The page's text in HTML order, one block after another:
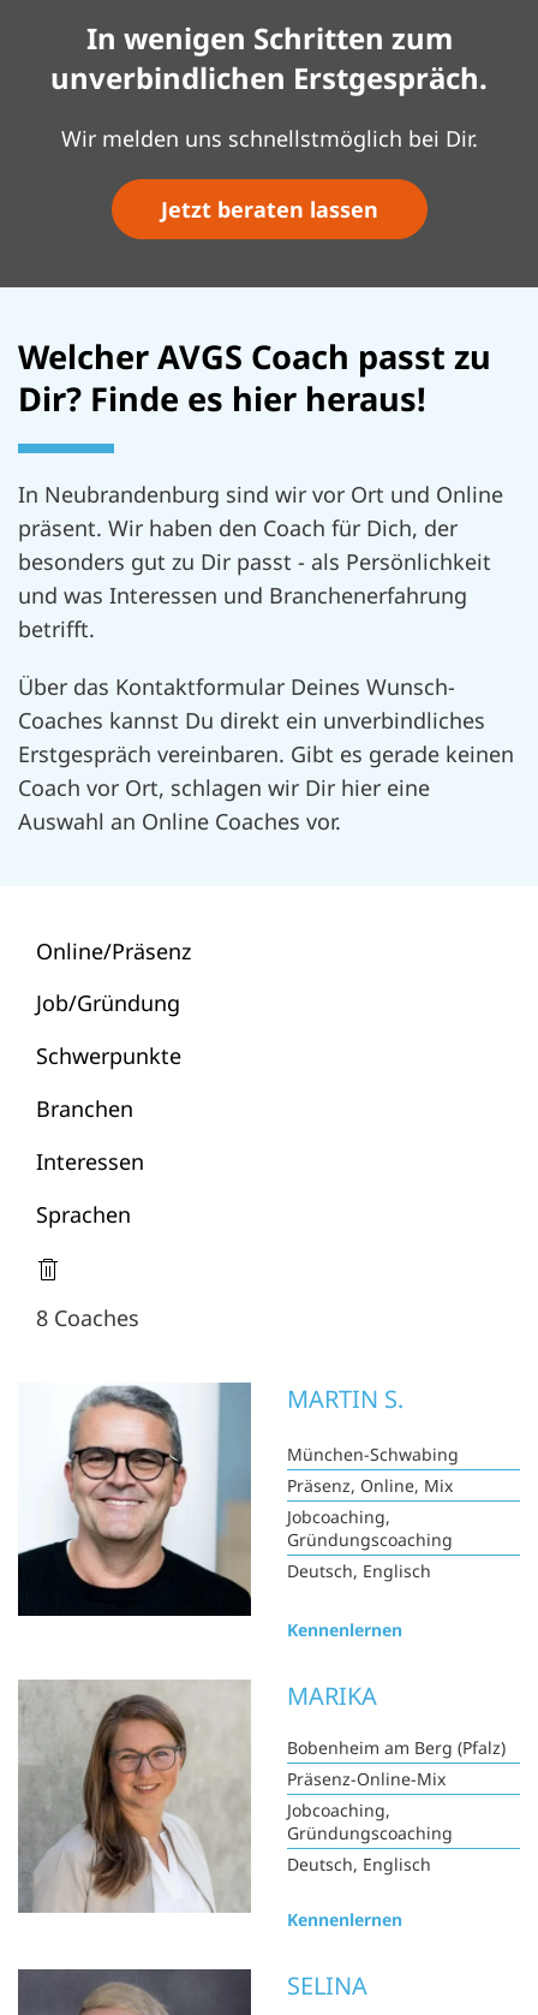
In wenigen Schritten zum
unverbindlichen Erstgespräch.
Wir melden uns schnellstmöglich bei Dir.
Jetzt beraten lassen
Welcher AVGS Coach passt zu
Dir? Finde es hier heraus!
In Neubrandenburg sind wir vor Ort und Online
präsent. Wir haben den Coach für Dich, der
besonders gut zu Dir passt - als Persönlichkeit
und was Interessen und Branchenerfahrung
betrifft.
Über das Kontaktformular Deines Wunsch-
Coaches kannst Du direkt ein unverbindliches
Erstgespräch vereinbaren. Gibt es gerade keinen
Coach vor Ort, schlagen wir Dir hier eine
Auswahl an Online Coaches vor.
Online/Präsenz
Job/Gründung
Schwerpunkte
Branchen
Interessen
Sprachen
8 Coaches
MARTIN S.
München-Schwabing
Präsenz, Online, Mix
Jobcoaching,
Gründungscoaching
Deutsch, Englisch
Kennenlernen
MARIKA
Bobenheim am Berg (Pfalz)
Präsenz-Online-Mix
Jobcoaching,
Gründungscoaching
Deutsch, Englisch
Kennenlernen
SELINA